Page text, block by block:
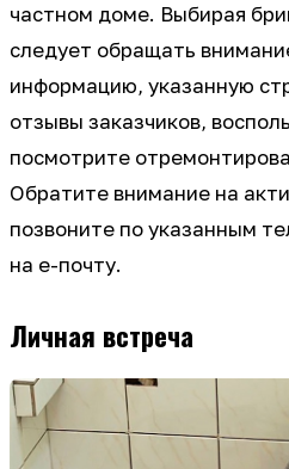
частном доме. Выбирая
следует обращать
информацию, указанную
отзывы заказчиков,
посмотрите
Обратите внимание на
позвоните по указанным
на е-почту.
Личная встреча